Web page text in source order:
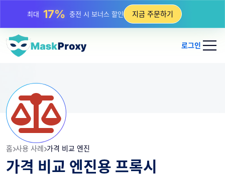
최대25%정적 IP 구매 할인 지금 주문하기
로그인
홈 사용 사례 가격 비교 엔진
가격 비교 엔진용 프록시